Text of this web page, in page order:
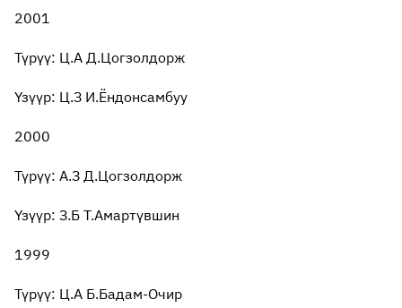
2001
Түрүү: Ц.А Д.Цогзолдорж
Үзүүр: Ц.З И.Ёндонсамбуу
2000
Түрүү: А.З Д.Цогзолдорж
Үзүүр: З.Б Т.Амартүвшин
1999
Түрүү: Ц.А Б.Бадам-Очир